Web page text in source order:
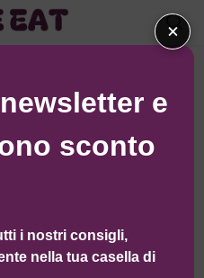
×
e
sconto
i nostri consigli,
nella tua casella di